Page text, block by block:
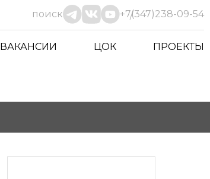
поиск +7(347)238-09-54
ВАКАНСИИ ЦОК ПРОЕКТЫ